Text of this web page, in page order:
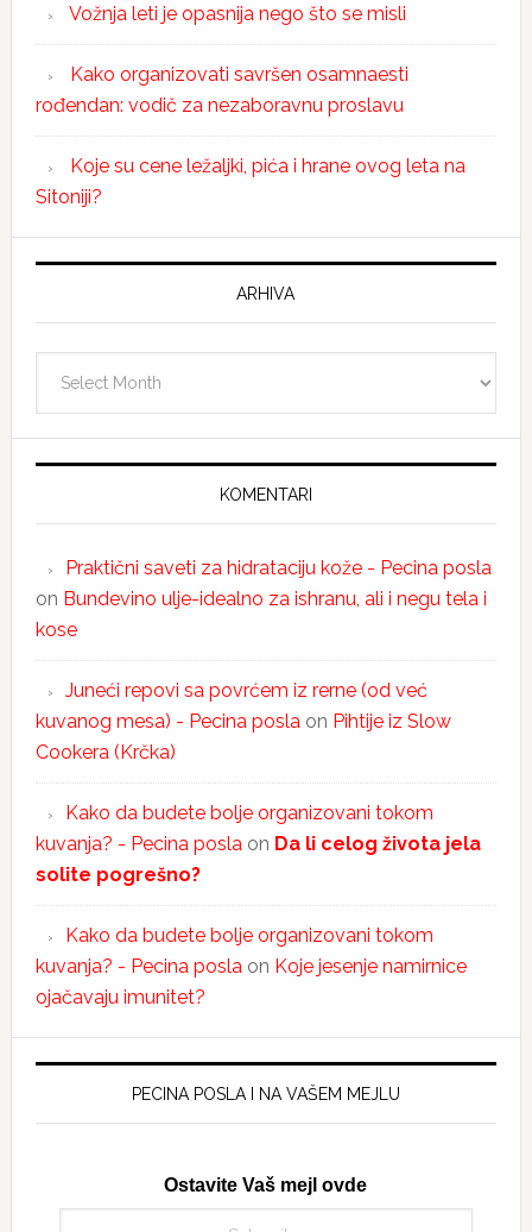
Vožnja leti je opasnija nego što se misli
Kako organizovati savršen osamnaesti
rođendan: vodič za nezaboravnu proslavu
Koje su cene ležaljki, pića i hrane ovog leta na
Sitoniji?
ARHIVA
KOMENTARI
Praktični saveti za hidrataciju kože - Pecina posla
on Bundevino ulje-idealno za ishranu, ali i negu tela i
kose
Juneći repovi sa povrćem iz rerne (od već
kuvanog mesa) - Pecina poslaon Pihtije iz Slow
Cookera (Krčka)
Kako da budete bolje organizovani tokom
kuvanja? - Pecina poslaon Da li celog života jela
solite pogrešno?
Kako da budete bolje organizovani tokom
kuvanja? - Pecina poslaon Koje jesenje namirnice
ojačavaju imunitet?
PECINA POSLA I NA VAŠEM MEJLU
Ostavite Vaš mejl ovde